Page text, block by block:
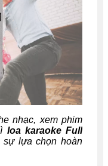
nhạc, xem phim
loa karaokeFull
sự lựa chọn hoàn